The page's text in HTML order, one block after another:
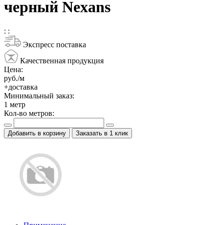
черный Nexans
: :
Экспресс поставка
Качественная продукция
Цена:
руб./м
+доставка
Минимальный заказ:
1 метр
Кол-во метров:
Добавить в корзину Заказать в 1 клик